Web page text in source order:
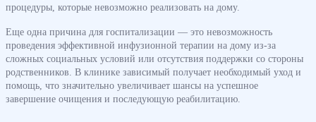
процедуры, которые невозможно реализовать на дому.
Еще одна причина для госпитализации — это невозможность
проведения эффективной инфузионной терапии на дому из-за
сложных социальных условий или отсутствия поддержки со стороны
родственников. В клинике зависимый получает необходимый уход и
помощь, что значительно увеличивает шансы на успешное
завершение очищения и последующую реабилитацию.